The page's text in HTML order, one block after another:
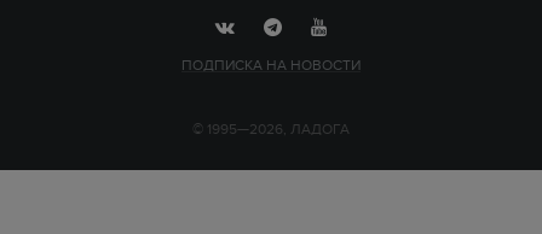
ПОДПИСКА НА НОВОСТИ
© 1995—2026, ЛАДОГА